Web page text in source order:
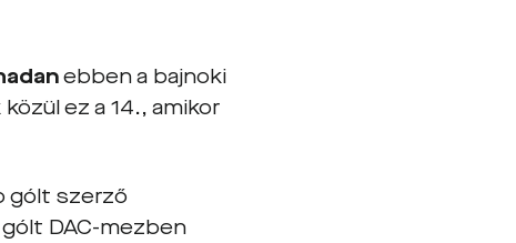
ebben a bajnoki
ez a 14., amikor
gólt szerző
DAC-mezben